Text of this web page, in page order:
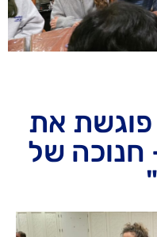
את
חנוכה של